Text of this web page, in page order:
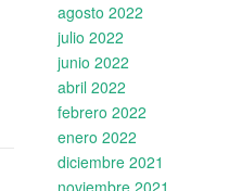
agosto 2022
julio 2022
junio 2022
abril 2022
febrero 2022
enero 2022
diciembre 2021
noviembre 2021